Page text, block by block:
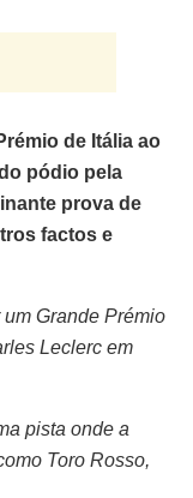
de Itália ao
pódio pela
prova de
factos e
Grande Prémio
Leclerc em
pista onde a
Toro Rosso,